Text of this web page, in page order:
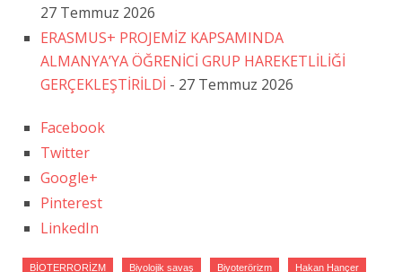
27 Temmuz 2026
ERASMUS+ PROJEMİZ KAPSAMINDA
ALMANYA’YA ÖĞRENİCİ GRUP HAREKETLİLİĞİ
GERÇEKLEŞTİRİLDİ - 27 Temmuz 2026
Facebook
Twitter
Google+
Pinterest
LinkedIn
BİOTERRORİZM Biyolojik savaş Biyoterörizm Hakan Hançer